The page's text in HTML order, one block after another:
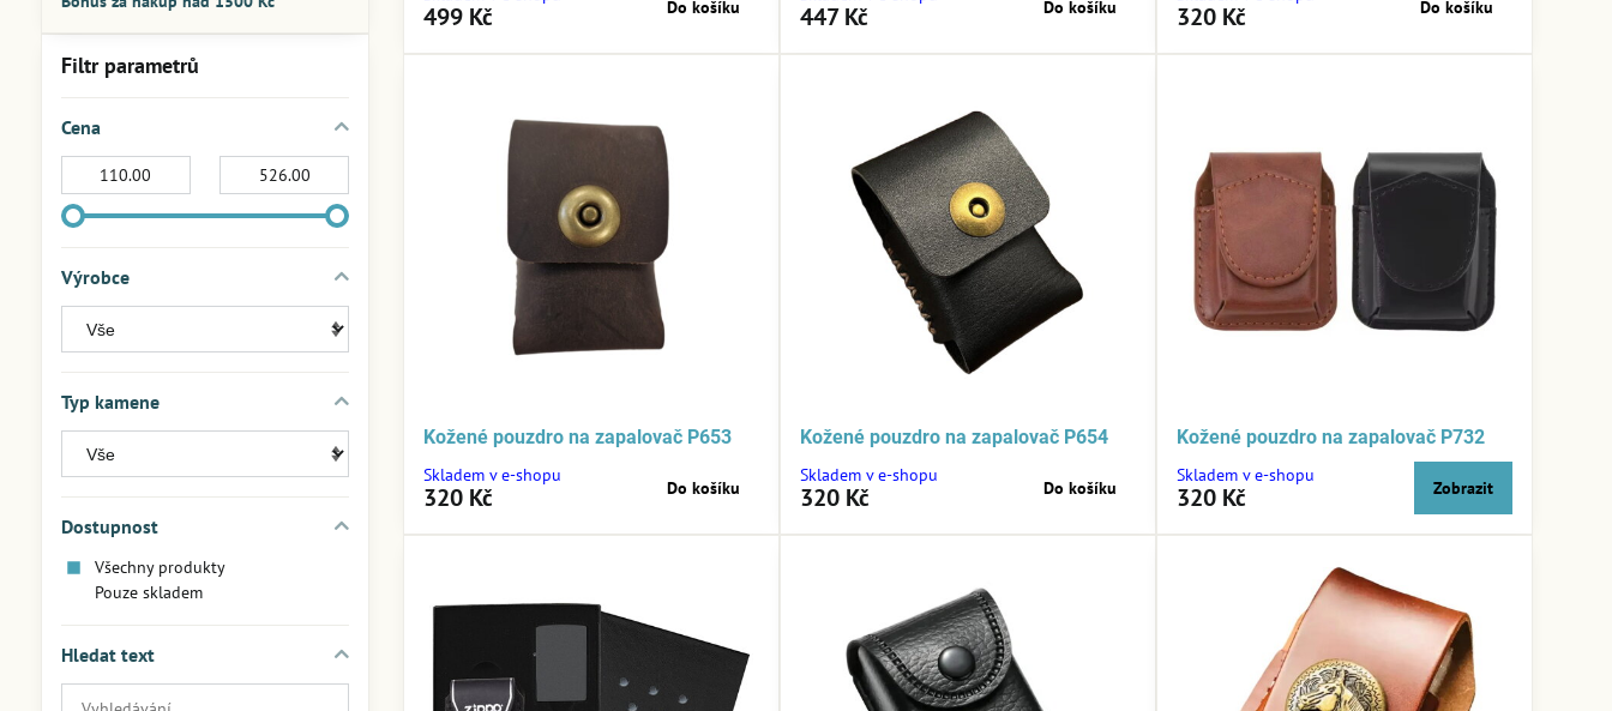
499 Kč Do košíku 447 Kč Do košíku 320 Kč Do košíku
Kožené pouzdro na zapalovač P653
Skladem v e-shopu
320 Kč Do košíku
Kožené pouzdro na zapalovač P654
Skladem v e-shopu
320 Kč Do košíku
Kožené pouzdro na zapalovač P732
Skladem v e-shopu
320 Kč Zobrazit
Filtr parametrů
Cena
Výrobce
Typ kamene
Dostupnost
Všechny produkty
Pouze skladem
Hledat text
Prohledat